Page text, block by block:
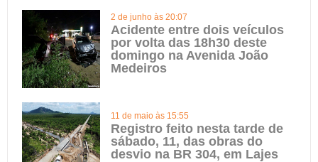
2 de junho às 20:07
Acidente entre dois veículos
por volta das 18h30 deste
domingo na Avenida João
Medeiros
11 de maio às 15:55
Registro feito nesta tarde de
sábado, 11, das obras do
desvio na BR 304, em Lajes